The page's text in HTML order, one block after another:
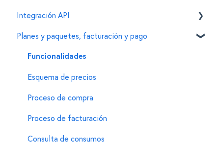
Creación de documentos encriptados
Firma de documentos encriptados
Configuración de organizaciones y cuentas
Integración API
General
Personalizaciones en el widget de firma
Funciones adicionales
Planes y paquetes, facturación y pago
Funcionalidades
Esquema de precios
Proceso de compra
Proceso de facturación
Consulta de consumos